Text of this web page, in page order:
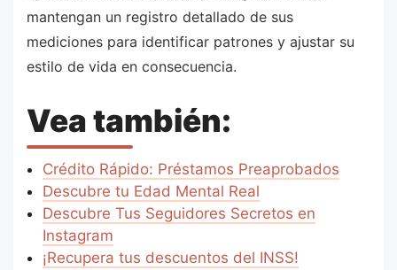
mantengan un registro detallado de sus
mediciones para identificar patrones y ajustar su
estilo de vida en consecuencia.
Vea también:
Crédito Rápido: Préstamos Preaprobados
Descubre tu Edad Mental Real
Descubre Tus Seguidores Secretos en
Instagram
¡Recupera tus descuentos del INSS!